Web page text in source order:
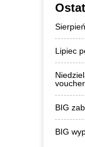
Lipiec
BIG
BIG